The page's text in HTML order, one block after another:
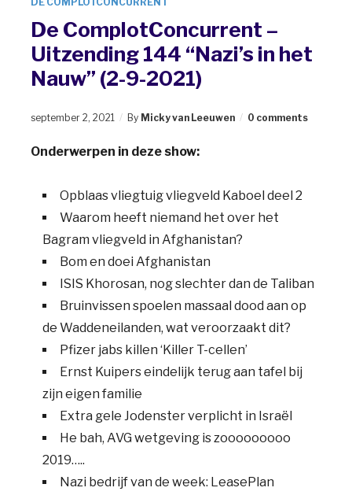
De ComplotConcurrent –
Uitzending 144 “Nazi’s in het
Nauw” (2-9-2021)
september 2, 2021 By Micky van Leeuwen 0 comments
Onderwerpen in deze show:
Opblaas vliegtuig vliegveld Kaboel deel 2
Waarom heeft niemand het over het
Bagram vliegveld in Afghanistan?
Bom en doei Afghanistan
ISIS Khorosan, nog slechter dan de Taliban
Bruinvissen spoelen massaal dood aan op
de Waddeneilanden, wat veroorzaakt dit?
Pfizer jabs killen ‘Killer T-cellen’
Ernst Kuipers eindelijk terug aan tafel bij
zijn eigen familie
Extra gele Jodenster verplicht in Israël
He bah, AVG wetgeving is zooooooooo
2019…..
Nazi bedrijf van de week: LeasePlan